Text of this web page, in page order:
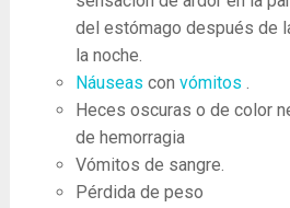
del estómago después de
la noche.
Náuseas con vómitos .
Heces oscuras o de color
de hemorragia
Vómitos de sangre.
Pérdida de peso